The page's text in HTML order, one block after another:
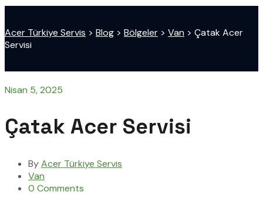
Acer Türkiye Servis > Blog > Bölgeler > Van > Çatak Acer
Servisi
Nisan 5, 2025
Çatak Acer Servisi
ByAcer Türkiye Servis
Van
0 Comments